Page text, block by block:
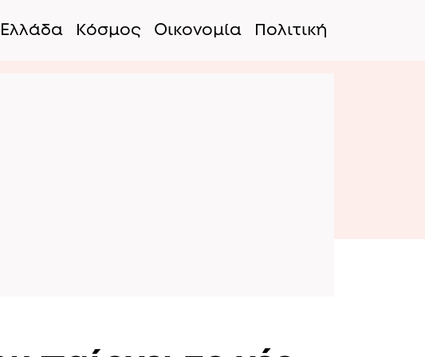
Ελλάδα Κόσμος Οικονομία Πολιτική